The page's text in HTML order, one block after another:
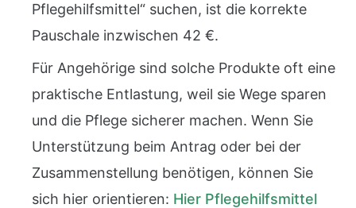
Pflegehilfsmittel“ suchen, ist die korrekte
Pauschale inzwischen 42 €.
Für Angehörige sind solche Produkte oft eine
praktische Entlastung, weil sie Wege sparen
und die Pflege sicherer machen. Wenn Sie
Unterstützung beim Antrag oder bei der
Zusammenstellung benötigen, können Sie
sich hier orientieren: Hier Pflegehilfsmittel